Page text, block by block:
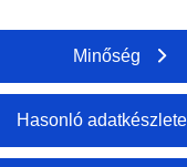
Minőség
Hasonló